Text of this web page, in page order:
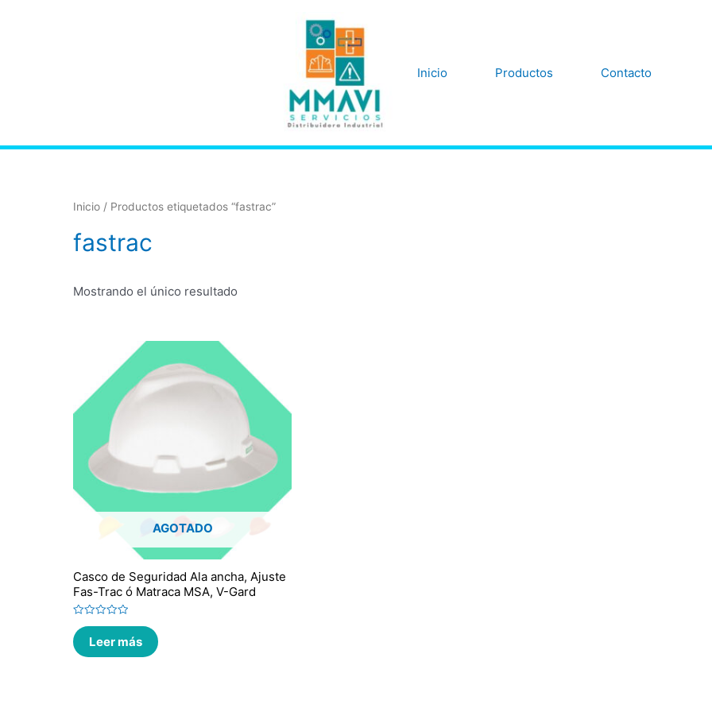
Inicio Productos Contacto
Inicio / Productos etiquetados “fastrac”
fastrac
Mostrando el único resultado
AGOTADO
Casco de Seguridad Ala ancha, Ajuste
Fas-Trac ó Matraca MSA, V-Gard
Valorado
en
0
de
Leer más